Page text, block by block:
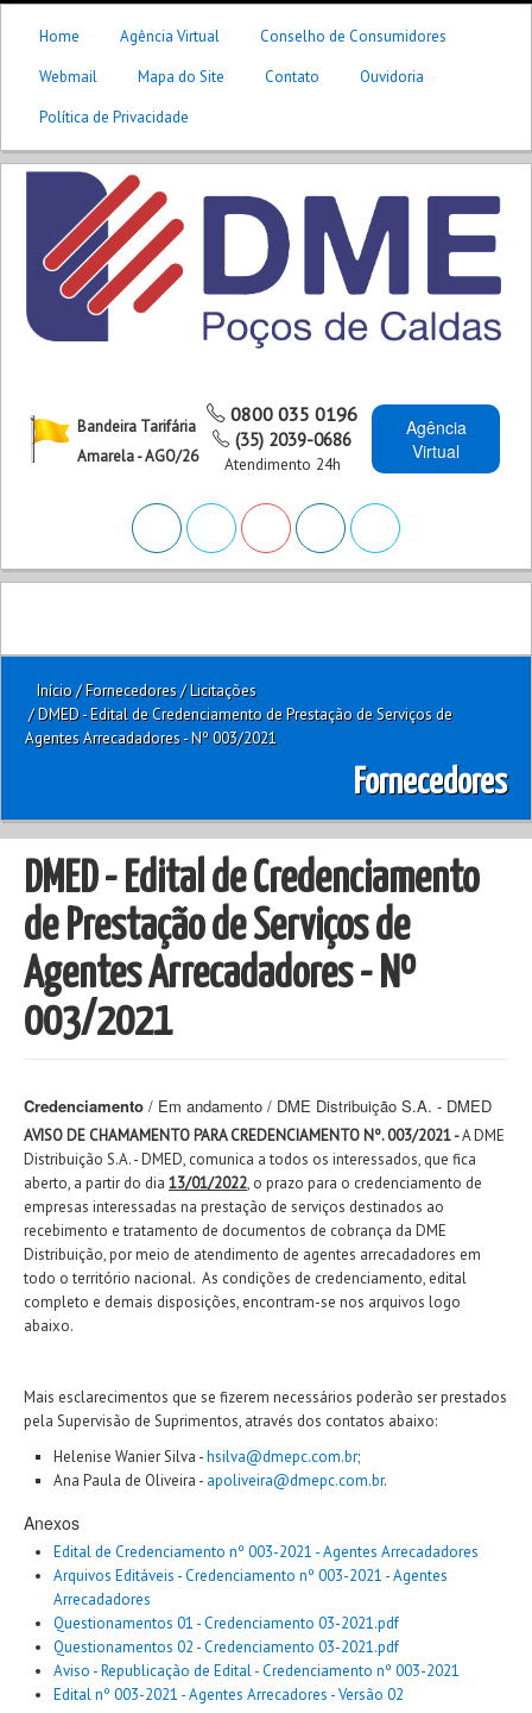
Home Agência Virtual
Conselho de Consumidores
Webmail
Mapa do Site Contato
Ouvidoria
Política de Privacidade
Bandeira Tarifária
Amarela - AGO/26
0800 035 0196
(35) 2039-0686
Atendimento 24h
Agência
Virtual
Início/Fornecedores/Licitações
/DMED - Edital de Credenciamento de Prestação de Serviços de
Agentes Arrecadadores - Nº 003/2021
Fornecedores
DMED - Edital de Credenciamento
de Prestação de Serviços de
Agentes Arrecadadores - Nº
003/2021
Credenciamento / Em andamento / DME Distribuição S.A. - DMED
AVISO DE CHAMAMENTO PARA CREDENCIAMENTO Nº. 003/2021 -A DME
Distribuição S.A. - DMED, comunica a todos os interessados, que fica
aberto, a partir do dia 13/01/2022, o prazo para o credenciamento de
empresas interessadas na prestação de serviços destinados ao
recebimento e tratamento de documentos de cobrança da DME
Distribuição, por meio de atendimento de agentes arrecadadores em
todo o território nacional. As condições de credenciamento, edital
completo e demais disposições, encontram-se nos arquivos logo
abaixo.
Mais esclarecimentos que se fizerem necessários poderão ser prestados
pela Supervisão de Suprimentos, através dos contatos abaixo:
Helenise Wanier Silva -hsilva@dmepc.com.br;
Ana Paula de Oliveira - apoliveira@dmepc.com.br.
Anexos
Edital de Credenciamento nº 003-2021 - Agentes Arrecadadores
Arquivos Editáveis - Credenciamento nº 003-2021 - Agentes
Arrecadadores
Questionamentos 01 - Credenciamento 03-2021.pdf
Questionamentos 02 - Credenciamento 03-2021.pdf
Aviso - Republicação de Edital - Credenciamento nº 003-2021
Edital nº 003-2021 - Agentes Arrecadores - Versão 02